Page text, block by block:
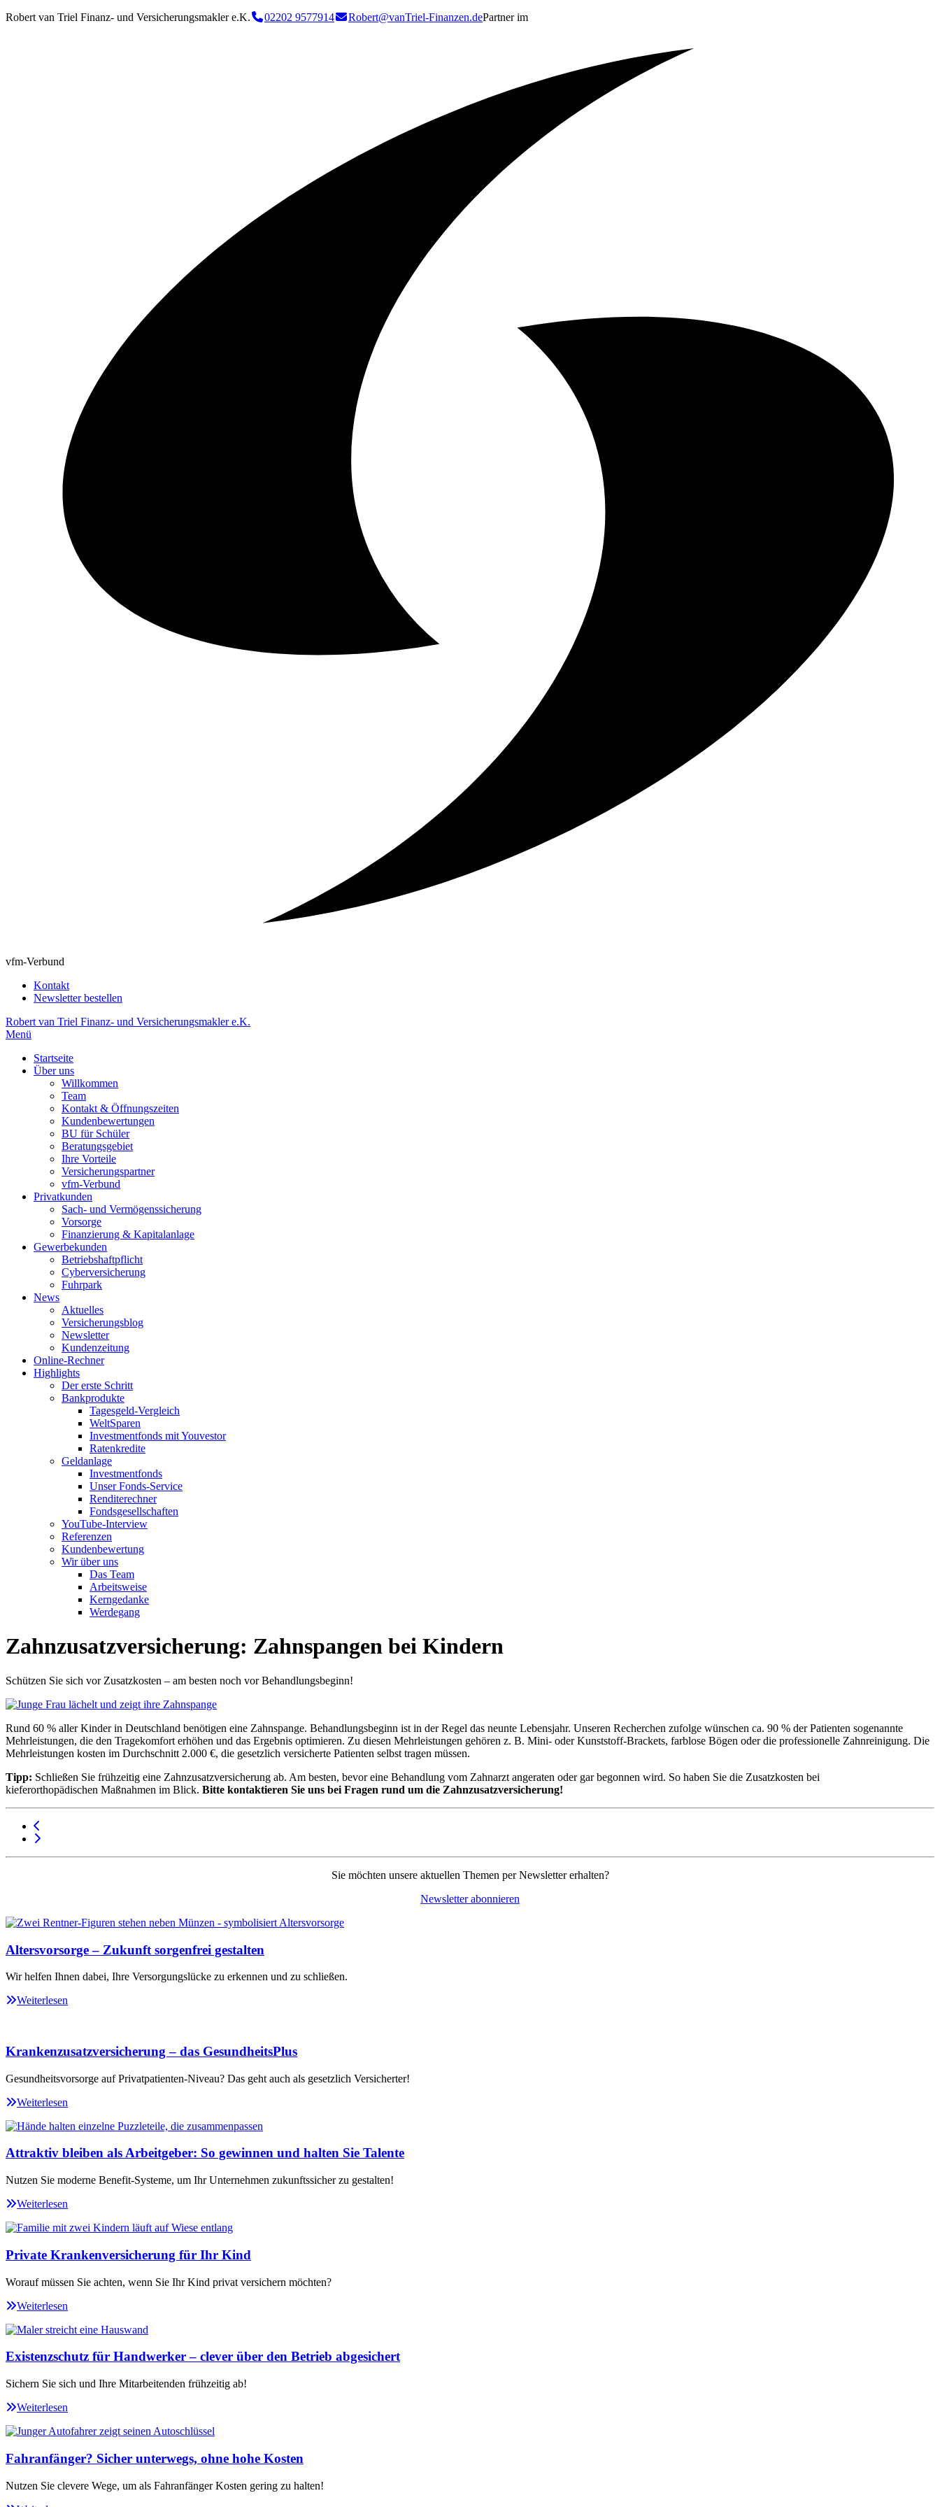
Robert van Triel Finanz- und Versicherungsmakler e.K. 02202 9577914 Robert@vanTriel-Finanzen.dePartner im
vfm-Verbund
Kontakt
Newsletter bestellen
Robert van Triel Finanz- und Versicherungsmakler e.K.
Menü
Startseite
Über uns
Willkommen
Team
Kontakt & Öffnungszeiten
Kundenbewertungen
BU für Schüler
Beratungsgebiet
Ihre Vorteile
Versicherungspartner
vfm-Verbund
Privatkunden
Sach- und Vermögenssicherung
Vorsorge
Finanzierung & Kapitalanlage
Gewerbekunden
Betriebshaftpflicht
Cyberversicherung
Fuhrpark
News
Aktuelles
Versicherungsblog
Newsletter
Kundenzeitung
Online-Rechner
Highlights
Der erste Schritt
Bankprodukte
Tagesgeld-Vergleich
WeltSparen
Investmentfonds mit Youvestor
Ratenkredite
Geldanlage
Investmentfonds
Unser Fonds-Service
Renditerechner
Fondsgesellschaften
YouTube-Interview
Referenzen
Kundenbewertung
Wir über uns
Das Team
Arbeitsweise
Kerngedanke
Werdegang
Zahnzusatzversicherung: Zahnspangen bei Kindern
Schützen Sie sich vor Zusatzkosten – am besten noch vor Behandlungsbeginn!
Rund 60 % aller Kinder in Deutschland benötigen eine Zahnspange. Behandlungsbeginn ist in der Regel das neunte Lebensjahr. Unseren Recherchen zufolge wünschen ca. 90 % der Patienten sogenannte
Mehrleistungen, die den Tragekomfort erhöhen und das Ergebnis optimieren. Zu diesen Mehrleistungen gehören z. B. Mini- oder Kunststoff-Brackets, farblose Bögen oder die professionelle Zahnreinigung. Die
Mehrleistungen kosten im Durchschnitt 2.000 €, die gesetzlich versicherte Patienten selbst tragen müssen.
Tipp: Schließen Sie frühzeitig eine Zahnzusatzversicherung ab. Am besten, bevor eine Behandlung vom Zahnarzt angeraten oder gar begonnen wird. So haben Sie die Zusatzkosten bei
kieferorthopädischen Maßnahmen im Blick. Bitte kontaktieren Sie uns bei Fragen rund um die Zahnzusatzversicherung!
Sie möchten unsere aktuellen Themen per Newsletter erhalten?
Newsletter abonnieren
Altersvorsorge – Zukunft sorgenfrei gestalten
Wir helfen Ihnen dabei, Ihre Versorgungslücke zu erkennen und zu schließen.
Weiterlesen
Krankenzusatzversicherung – das GesundheitsPlus
Gesundheitsvorsorge auf Privatpatienten-Niveau? Das geht auch als gesetzlich Versicherter!
Weiterlesen
Attraktiv bleiben als Arbeitgeber: So gewinnen und halten Sie Talente
Nutzen Sie moderne Benefit-Systeme, um Ihr Unternehmen zukunftssicher zu gestalten!
Weiterlesen
Private Krankenversicherung für Ihr Kind
Worauf müssen Sie achten, wenn Sie Ihr Kind privat versichern möchten?
Weiterlesen
Existenzschutz für Handwerker – clever über den Betrieb abgesichert
Sichern Sie sich und Ihre Mitarbeitenden frühzeitig ab!
Weiterlesen
Fahranfänger? Sicher unterwegs, ohne hohe Kosten
Nutzen Sie clevere Wege, um als Fahranfänger Kosten gering zu halten!